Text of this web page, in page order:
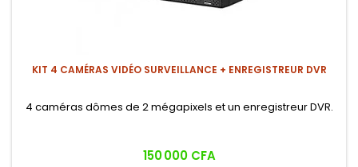
KIT 4 CAMÉRAS VIDÉO SURVEILLANCE + ENREGISTREUR DVR
4 caméras dômes de 2 mégapixels et un enregistreur DVR.
Prix
150 000 CFA